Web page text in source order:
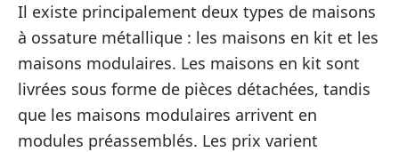
Il existe principalement deux types de maisons
à ossature métallique : les maisons en kit et les
maisons modulaires. Les maisons en kit sont
livrées sous forme de pièces détachées, tandis
que les maisons modulaires arrivent en
modules préassemblés. Les prix varient